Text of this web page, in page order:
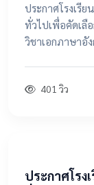
ตำแหน่งแม่
ประกาศโรงเรี
ทั่วไปเพื่อคัดเลื
วิชาเอกภาษาอั
401 วิว
ประกาศโรง